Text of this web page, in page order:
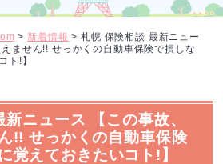
> 新着情報 > 札幌 保険相談 最新ニュー
ません!! せっかくの自動車保険で損しな
ト!】
ニュース 【この事故、
!! せっかくの自動車保険
覚えておきたいコト!】